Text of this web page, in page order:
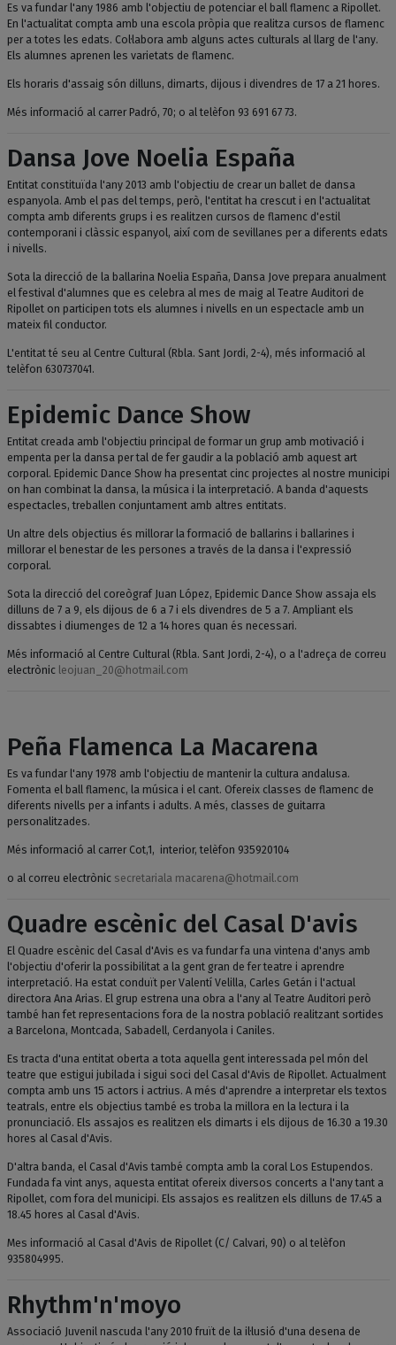
Es va fundar l'any 1986 amb l'objectiu de potenciar el ball flamenc a Ripollet.
En l'actualitat compta amb una escola pròpia que realitza cursos de flamenc
per a totes les edats. Col·labora amb alguns actes culturals al llarg de l'any.
Els alumnes aprenen les varietats de flamenc.
Els horaris d'assaig són dilluns, dimarts, dijous i divendres de 17 a 21 hores.
Més informació al carrer Padró, 70; o al telèfon 93 691 67 73.
Dansa Jove Noelia España
Entitat constituïda l'any 2013 amb l'objectiu de crear un ballet de dansa
espanyola. Amb el pas del temps, però, l'entitat ha crescut i en l'actualitat
compta amb diferents grups i es realitzen cursos de flamenc d'estil
contemporani i clàssic espanyol, així com de sevillanes per a diferents edats
i nivells.
Sota la direcció de la ballarina Noelia España, Dansa Jove prepara anualment
el festival d'alumnes que es celebra al mes de maig al Teatre Auditori de
Ripollet on participen tots els alumnes i nivells en un espectacle amb un
mateix fil conductor.
L'entitat té seu al Centre Cultural (Rbla. Sant Jordi, 2-4), més informació al
telèfon 630737041.
Epidemic Dance Show
Entitat creada amb l'objectiu principal de formar un grup amb motivació i
empenta per la dansa per tal de fer gaudir a la població amb aquest art
corporal. Epidemic Dance Show ha presentat cinc projectes al nostre municipi
on han combinat la dansa, la música i la interpretació. A banda d'aquests
espectacles, treballen conjuntament amb altres entitats.
Un altre dels objectius és millorar la formació de ballarins i ballarines i
millorar el benestar de les persones a través de la dansa i l'expressió
corporal.
Sota la direcció del coreògraf Juan López, Epidemic Dance Show assaja els
dilluns de 7 a 9, els dijous de 6 a 7 i els divendres de 5 a 7. Ampliant els
dissabtes i diumenges de 12 a 14 hores quan és necessari.
Més informació al Centre Cultural (Rbla. Sant Jordi, 2-4), o a l'adreça de correu
electrònic leojuan_20@hotmail.com
Peña Flamenca La Macarena
Es va fundar l'any 1978 amb l'objectiu de mantenir la cultura andalusa.
Fomenta el ball flamenc, la música i el cant. Ofereix classes de flamenc de
diferents nivells per a infants i adults. A més, classes de guitarra
personalitzades.
Més informació al carrer Cot,1, interior, telèfon 935920104
o al correu electrònic secretariala macarena@hotmail.com
Quadre escènic del Casal D'avis
El Quadre escènic del Casal d'Avis es va fundar fa una vintena d'anys amb
l'objectiu d'oferir la possibilitat a la gent gran de fer teatre i aprendre
interpretació. Ha estat conduït per Valentí Velilla, Carles Getán i l'actual
directora Ana Arias. El grup estrena una obra a l'any al Teatre Auditori però
també han fet representacions fora de la nostra població realitzant sortides
a Barcelona, Montcada, Sabadell, Cerdanyola i Caniles.
Es tracta d'una entitat oberta a tota aquella gent interessada pel món del
teatre que estigui jubilada i sigui soci del Casal d'Avis de Ripollet. Actualment
compta amb uns 15 actors i actrius. A més d'aprendre a interpretar els textos
teatrals, entre els objectius també es troba la millora en la lectura i la
pronunciació. Els assajos es realitzen els dimarts i els dijous de 16.30 a 19.30
hores al Casal d'Avis.
D'altra banda, el Casal d'Avis també compta amb la coral Los Estupendos.
Fundada fa vint anys, aquesta entitat ofereix diversos concerts a l'any tant a
Ripollet, com fora del municipi. Els assajos es realitzen els dilluns de 17.45 a
18.45 hores al Casal d'Avis.
Mes informació al Casal d'Avis de Ripollet (C/ Calvari, 90) o al telèfon
935804995.
Rhythm'n'moyo
Associació Juvenil nascuda l'any 2010 fruït de la il·lusió d'una desena de